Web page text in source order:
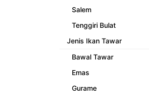
Salem
Tenggiri Bulat
Jenis Ikan Tawar
Bawal Tawar
Emas
Gurame